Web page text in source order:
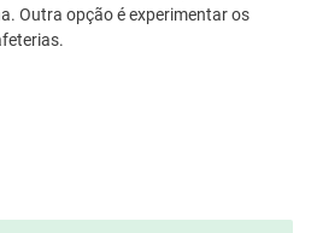
Outra opção é experimentar os